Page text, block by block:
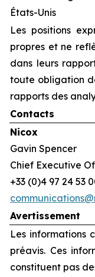
États-Unis
Les positions
propres et ne
dans leurs
toute obligation
rapports des
Contacts
Nicox
Gavin Spencer
Chief Executive
+33 (0)4 97 24 53
Avertissement
Les informations
préavis. Ces
constituent pas